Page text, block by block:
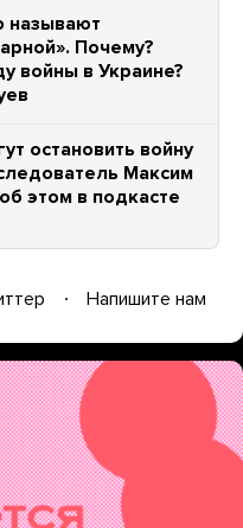
называют
Почему?
войны в Украине?
остановить войну
Максим
этом в подкасте
Напишите нам